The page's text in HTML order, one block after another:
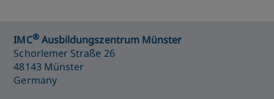
IMC®Ausbildungszentrum Münster
Schorlemer Straße 26
48143 Münster
Germany